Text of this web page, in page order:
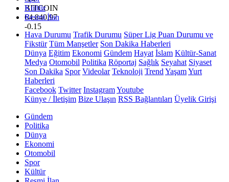
BITCOIN
64.840,97
-0.15
Kültür
Resmi İlan
Hava Durumu Trafik Durumu Süper Lig Puan Durumu ve
Fikstür Tüm Manşetler Son Dakika Haberleri
Dünya Eğitim Ekonomi Gündem Hayat İslam Kültür-Sanat
Medya Otomobil Politika Röportaj Sağlık Seyahat Siyaset
Son Dakika Spor Videolar Teknoloji Trend YaşamYurt
Haberleri
Facebook Twitter InstagramYoutube
Künye / İletişim Bize Ulaşın RSS Bağlantıları Üyelik Girişi
Gündem
Politika
Dünya
Ekonomi
Otomobil
Spor
Kültür